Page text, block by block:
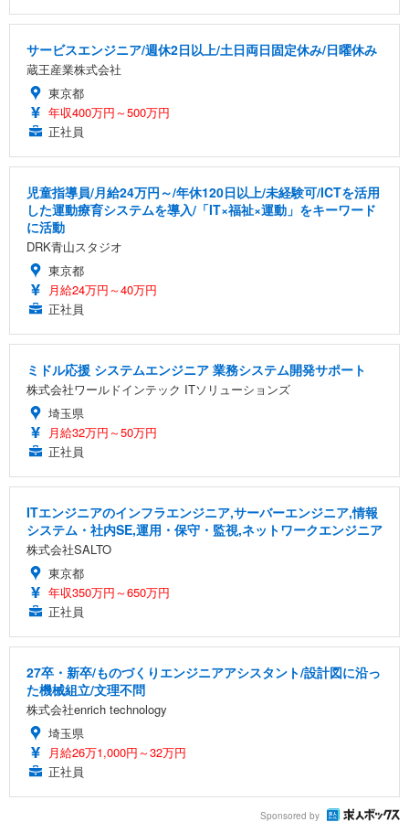
サービスエンジニア/週休2日以上/土日両日固定休み/日曜休み
蔵王産業株式会社
東京都
年収400万円～500万円
正社員
児童指導員/月給24万円～/年休120日以上/未経験可/ICTを活用
した運動療育システムを導入/「IT×福祉×運動」をキーワード
に活動
DRK青山スタジオ
東京都
月給24万円～40万円
正社員
ミドル応援 システムエンジニア 業務システム開発サポート
株式会社ワールドインテック ITソリューションズ
埼玉県
月給32万円～50万円
正社員
ITエンジニアのインフラエンジニア,サーバーエンジニア,情報
システム・社内SE,運用・保守・監視,ネットワークエンジニア
株式会社SALTO
東京都
年収350万円～650万円
正社員
27卒・新卒/ものづくりエンジニアアシスタント/設計図に沿っ
た機械組立/文理不問
株式会社enrich technology
埼玉県
月給26万1,000円～32万円
正社員
Sponsored by